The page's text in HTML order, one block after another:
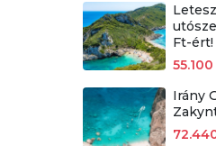
Ft-ért!
Irány